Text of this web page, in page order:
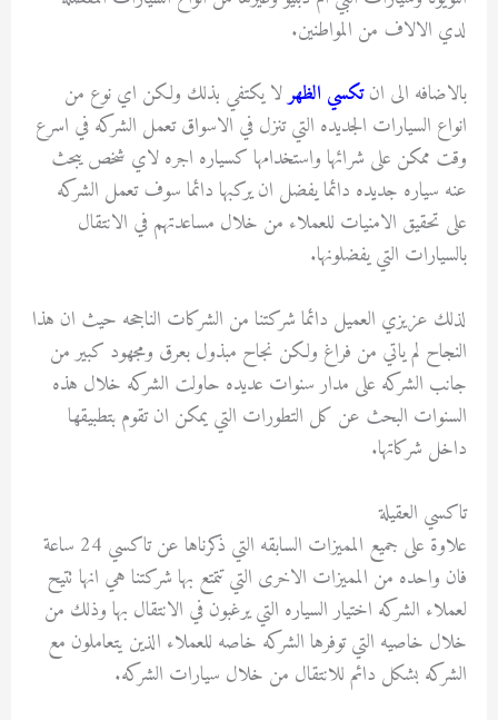
لدي الالاف من المواطنين.
بالاضافه الى انتكسي الظهرلا يكتفي بذلك ولكن اي نوع من
انواع السيارات الجديده التي تنزل في الاسواق تعمل الشركه في اسرع
وقت ممكن على شرائها واستخدامها كسياره اجره لاي شخص يبحث
عنه سياره جديده دائما يفضل ان يركبها دائما سوف تعمل الشركه
على تحقيق الامنيات للعملاء من خلال مساعدتهم في الانتقال
بالسيارات التي يفضلونها.
لذلك عزيزي العميل دائما شركتنا من الشركات الناجحه حيث ان هذا
النجاح لم ياتي من فراغ ولكن نجاح مبذول بعرق ومجهود كبير من
جانب الشركه على مدار سنوات عديده حاولت الشركه خلال هذه
السنوات البحث عن كل التطورات التي يمكن ان تقوم بتطبيقها
داخل شركاتها.
تاكسي العقيلة
علاوة على جميع المميزات السابقه التي ذكرناها عن تاكسي 24 ساعة
فان واحده من المميزات الاخرى التي تتمتع بها شركتنا هي انها تتيح
لعملاء الشركه اختيار السياره التي يرغبون في الانتقال بها وذلك من
خلال خاصيه التي توفرها الشركه خاصه للعملاء الذين يتعاملون مع
الشركه بشكل دائم للانتقال من خلال سيارات الشركه.